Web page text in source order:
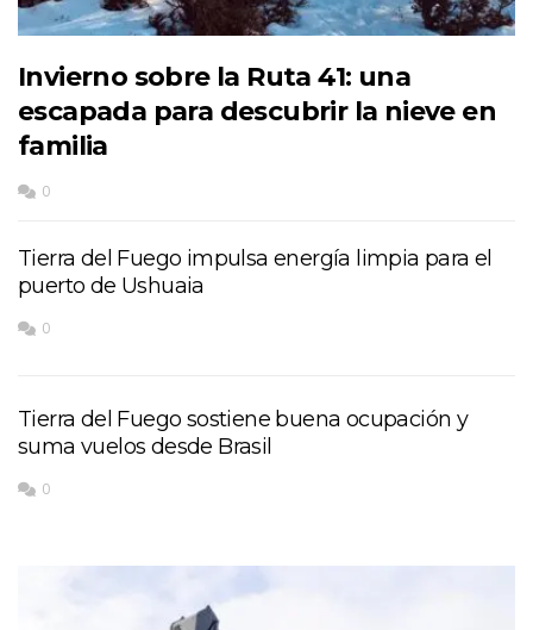
Invierno sobre la Ruta 41: una
escapada para descubrir la nieve en
familia
0
Tierra del Fuego impulsa energía limpia para el
puerto de Ushuaia
0
Tierra del Fuego sostiene buena ocupación y
suma vuelos desde Brasil
0